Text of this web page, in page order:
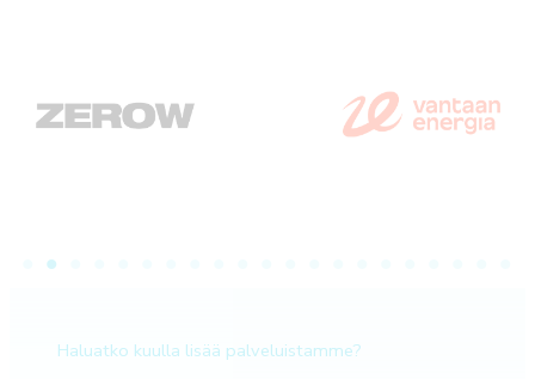
Haluatko kuulla lisää palveluistamme?